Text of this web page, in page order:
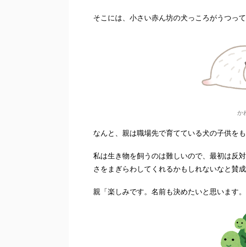
そこには、小さい赤ん坊の犬っころがうつって
か
なんと、親は職場先で育てている犬の子供をも
私は生き物を飼うのは難しいので、最初は反
さをまぎらわしてくれるかもしれないなと賛成
親「楽しみです。名前も決めたいと思います。